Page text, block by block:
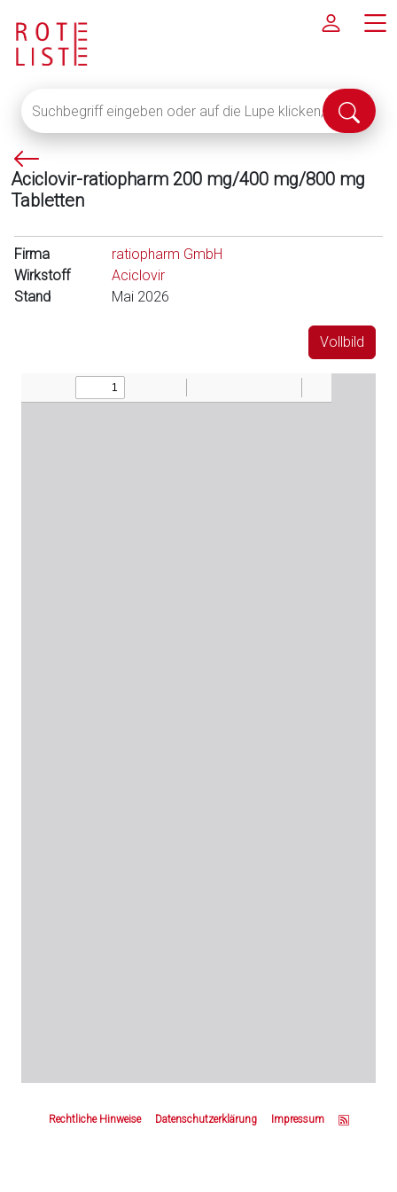
eingeben
oder
auf
die
Lupe
um
alle
Fachinformationen
Suche
P
f
e
l
l
i
n
Aciclovir-ratiopharm 200 mg/400 mg/800 mg
Tabletten
Firma
ratiopharm GmbH
Wirkstoff
Aciclovir
Stand
Mai 2026
Vollbild
Rechtliche Hinweise Datenschutzerklärung Impressum